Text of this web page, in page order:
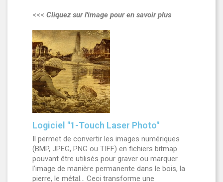
<<< Cliquez sur l'image pour en savoir plus
Logiciel "1-Touch Laser Photo"
Il permet de convertir les images numériques
(BMP, JPEG, PNG ou TIFF) en fichiers bitmap
pouvant être utilisés pour graver ou marquer
l’image de manière permanente dans le bois, la
pierre, le métal... Ceci transforme une